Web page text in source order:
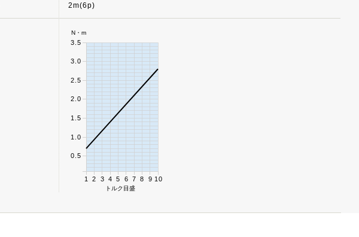
2m(6p)
1 2 3 4 5 6 7 8 9 10
トルク目盛
0.5
1.0
1.5
2.0
2.5
3.0
3.5
N・m